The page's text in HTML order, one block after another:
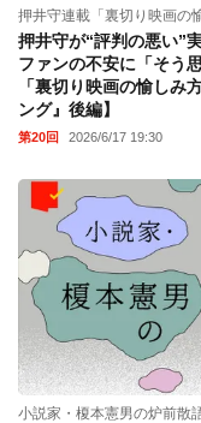
押井守連載「裏切り映画の
押井守が“評判の悪い”
ファンの不安に「そう
「裏切り映画の愉しみ
ング』後編】
第20回 2026/6/17 19:30
小説家・榎本憲男の炉前散